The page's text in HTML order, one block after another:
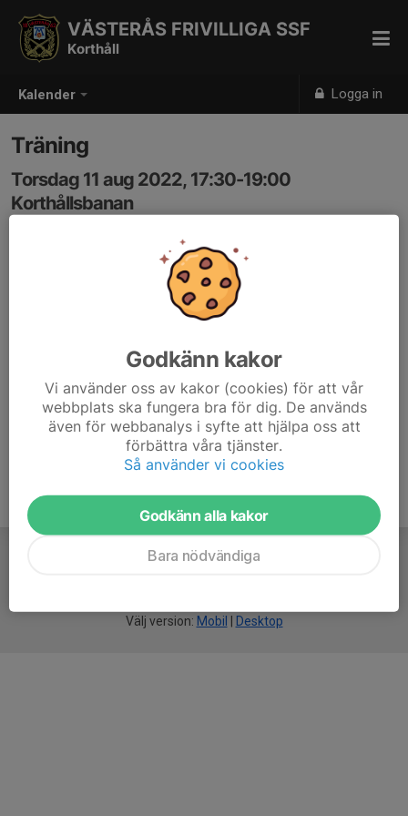
Kalender Logga in
VÄSTERÅS FRIVILLIGA SSF
Korthåll
Träning
Torsdag 11 aug 2022, 17:30-19:00
Korthållsbanan
Samling: 17:30, Paviljongen
Välj version: Mobil Desktop
Godkänn kakor
Vi använder oss av kakor (cookies) för att vår
webbplats ska fungera bra för dig. De används
även för webbanalys i syfte att hjälpa oss att
förbättra våra tjänster.
Så använder vi cookies
Godkänn alla kakor
Bara nödvändiga